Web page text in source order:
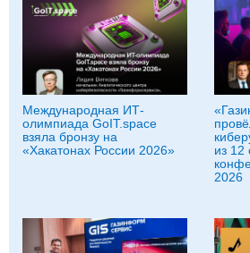
Международная ИТ-
олимпиада GoIT.space
взяла бронзу на
«Хакатонах России 2026»
из 12
2026